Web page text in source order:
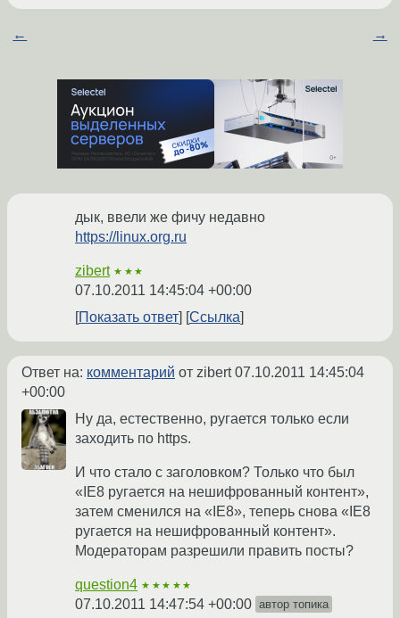
← →
дык, ввели же фичу недавно
https://linux.org.ru
zibert ★★★
07.10.2011 14:45:04 +00:00
Показать ответ
Ссылка
Ответ на: комментарий от zibert07.10.2011 14:45:04
+00:00
Ну да, естественно, ругается только если
заходить по https.
И что стало с заголовком? Только что был
«IE8 ругается на нешифрованный контент»,
затем сменился на «IE8», теперь снова «IE8
ругается на нешифрованный контент».
Модераторам разрешили править посты?
question4 ★★★★★
07.10.2011 14:47:54 +00:00 автор топика